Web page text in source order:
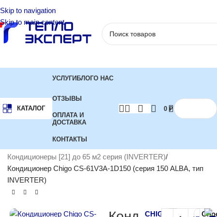
Skip to navigation
Skip to main content
КАТАЛОГ
УСЛУГИБЛОГО НАС
ОТЗЫВЫ
ОПЛАТА И
ДОСТАВКА
КОНТАКТЫ
0 ₽
Кондиционеры [21] до 65 м2 серия (INVERTER)
Кондиционер Chigo CS-61V3A-1D150 (серия 150 ALBA, тип
INVERTER)
CHIGO